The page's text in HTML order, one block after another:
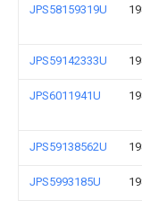
JPS58159319U
JPS59142333U
JPS6011941U
JPS59138562U
JPS5993185U